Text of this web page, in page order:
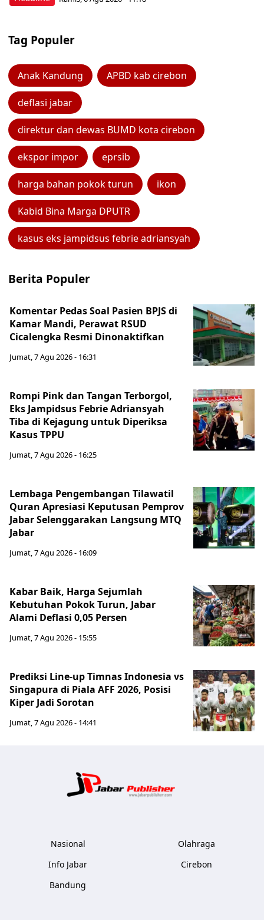
Tag Populer
Anak Kandung APBD kab cirebon
deflasi jabar
direktur dan dewas BUMD kota cirebon
ekspor impor eprsib
harga bahan pokok turun ikon
Kabid Bina Marga DPUTR
kasus eks jampidsus febrie adriansyah
Berita Populer
Komentar Pedas Soal Pasien BPJS di
Kamar Mandi, Perawat RSUD
Cicalengka Resmi Dinonaktifkan
Jumat, 7 Agu 2026 - 16:31
Rompi Pink dan Tangan Terborgol,
Eks Jampidsus Febrie Adriansyah
Tiba di Kejagung untuk Diperiksa
Kasus TPPU
Jumat, 7 Agu 2026 - 16:25
Lembaga Pengembangan Tilawatil
Quran Apresiasi Keputusan Pemprov
Jabar Selenggarakan Langsung MTQ
Jabar
Jumat, 7 Agu 2026 - 16:09
Kabar Baik, Harga Sejumlah
Kebutuhan Pokok Turun, Jabar
Alami Deflasi 0,05 Persen
Jumat, 7 Agu 2026 - 15:55
Prediksi Line-up Timnas Indonesia vs
Singapura di Piala AFF 2026, Posisi
Kiper Jadi Sorotan
Jumat, 7 Agu 2026 - 14:41
Nasional
Info Jabar
Bandung
Olahraga
Cirebon